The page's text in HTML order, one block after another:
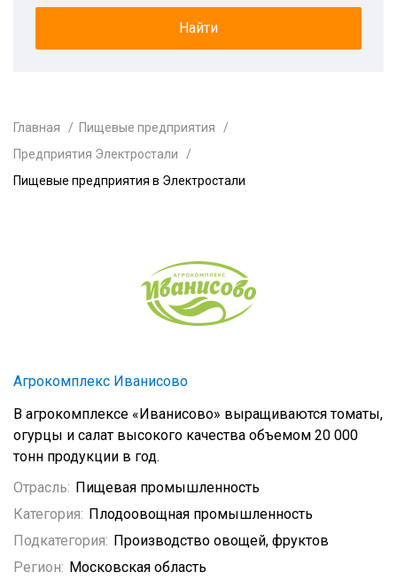
Главная
Пищевые предприятия
Предприятия Электростали
Пищевые предприятия в Электростали
Агрокомплекс Иванисово
В агрокомплексе «Иванисово» выращиваются томаты,
огурцы и салат высокого качества объемом 20 000
тонн продукции в год.
Отрасль: Пищевая промышленность
Категория: Плодоовощная промышленность
Подкатегория: Производство овощей, фруктов
Регион: Московская область